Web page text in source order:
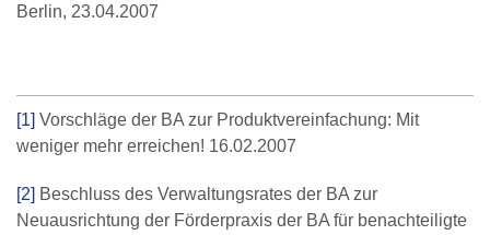
Berlin, 23.04.2007
[1] Vorschläge der BA zur Produktvereinfachung: Mit
weniger mehr erreichen! 16.02.2007
[2] Beschluss des Verwaltungsrates der BA zur
Neuausrichtung der Förderpraxis der BA für benachteiligte